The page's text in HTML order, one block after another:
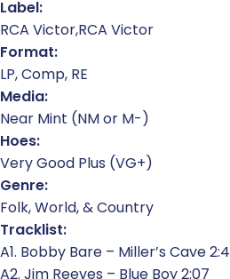
Label:
RCA Victor,RCA Victor
Format:
LP, Comp, RE
Media:
Near Mint (NM or M-)
Hoes:
Very Good Plus (VG+)
Genre:
Folk, World, & Country
Tracklist:
A1. Bobby Bare – Miller’s Cave
A2. Jim Reeves – Blue Boy 2:07